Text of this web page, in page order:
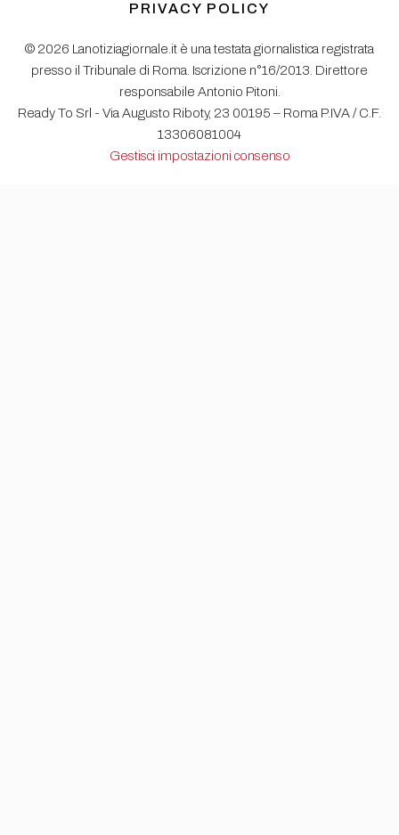
PRIVACY POLICY
© 2026 Lanotiziagiornale.it è una testata giornalistica registrata
presso il Tribunale di Roma. Iscrizione n°16/2013. Direttore
responsabile Antonio Pitoni.
Ready To Srl - Via Augusto Riboty, 23 00195 – Roma P.IVA / C.F.
13306081004
Gestisci impostazioni consenso